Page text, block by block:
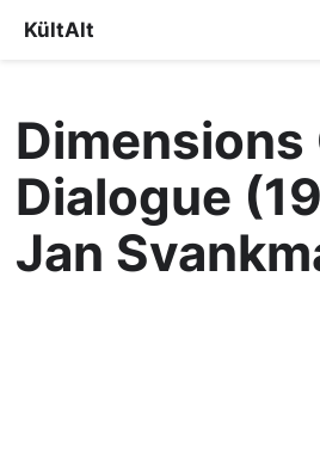
KültAlt
Dimensions
Dialogue
Jan